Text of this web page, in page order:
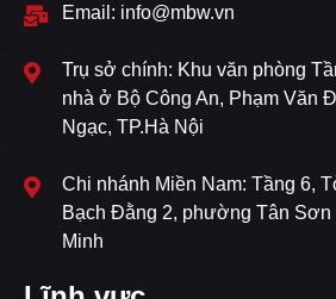
Email: info@mbw.vn
Trụ sở chính: Khu văn phòng
nhà ở Bộ Công An, Phạm Văn
Ngạc, TP.Hà Nội
Chi nhánh Miền Nam: Tầng 6,
Bạch Đằng 2, phường Tân Sơn
Minh